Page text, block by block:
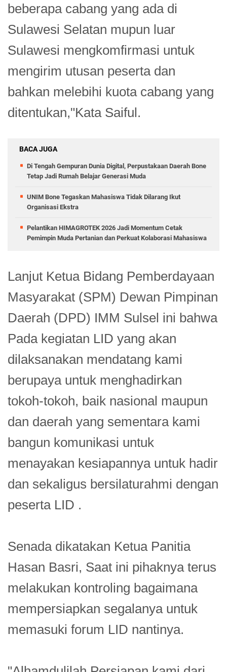
beberapa cabang yang ada di
Sulawesi Selatan mupun luar
Sulawesi mengkomfirmasi untuk
mengirim utusan peserta dan
bahkan melebihi kuota cabang yang
ditentukan,"Kata Saiful.
BACA JUGA
Di Tengah Gempuran Dunia Digital, Perpustakaan Daerah Bone
Tetap Jadi Rumah Belajar Generasi Muda
UNIM Bone Tegaskan Mahasiswa Tidak Dilarang Ikut
Organisasi Ekstra
Pelantikan HIMAGROTEK 2026 Jadi Momentum Cetak
Pemimpin Muda Pertanian dan Perkuat Kolaborasi Mahasiswa
Lanjut Ketua Bidang Pemberdayaan
Masyarakat (SPM) Dewan Pimpinan
Daerah (DPD) IMM Sulsel ini bahwa
Pada kegiatan LID yang akan
dilaksanakan mendatang kami
berupaya untuk menghadirkan
tokoh-tokoh, baik nasional maupun
dan daerah yang sementara kami
bangun komunikasi untuk
menayakan kesiapannya untuk hadir
dan sekaligus bersilaturahmi dengan
peserta LID .
Senada dikatakan Ketua Panitia
Hasan Basri, Saat ini pihaknya terus
melakukan kontroling bagaimana
mempersiapkan segalanya untuk
memasuki forum LID nantinya.